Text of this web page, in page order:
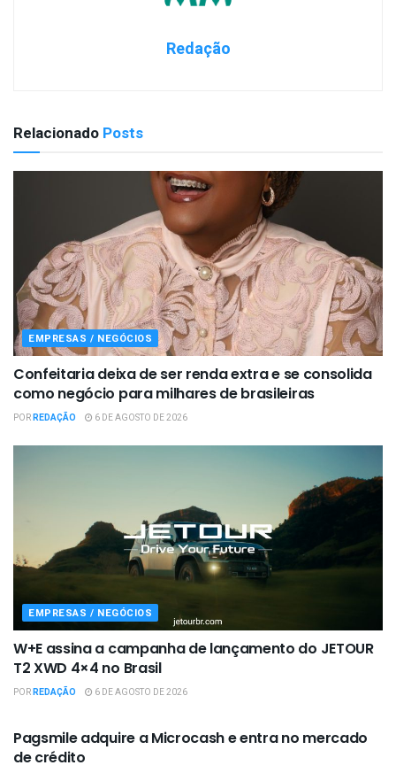
Redação
Relacionado Posts
EMPRESAS / NEGÓCIOS
Confeitaria deixa de ser renda extra e se consolida
como negócio para milhares de brasileiras
PORREDAÇÃO 6 DE AGOSTO DE 2026
EMPRESAS / NEGÓCIOS
W+E assina a campanha de lançamento do JETOUR
T2 XWD 4×4 no Brasil
PORREDAÇÃO 6 DE AGOSTO DE 2026
Pagsmile adquire a Microcash e entra no mercado
de crédito